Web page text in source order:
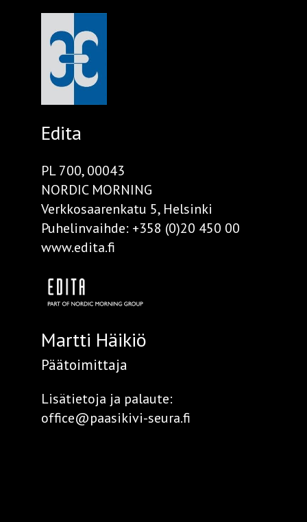
Edita
PL 700, 00043
NORDIC MORNING
Verkkosaarenkatu 5, Helsinki
Puhelinvaihde: +358 (0)20 450 00
www.edita.fi
Martti Häikiö
Päätoimittaja
Lisätietoja ja palaute:
office@paasikivi-seura.fi